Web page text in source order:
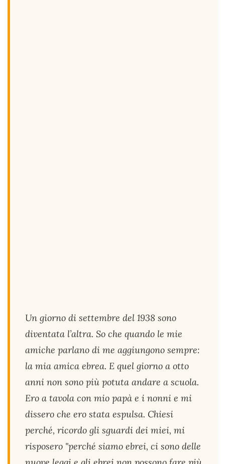
Un giorno di settembre del 1938 sono
diventata l’altra. So che quando le mie
amiche parlano di me aggiungono sempre:
la mia amica ebrea. E quel giorno a otto
anni non sono più potuta andare a scuola.
Ero a tavola con mio papà e i nonni e mi
dissero che ero stata espulsa. Chiesi
perché, ricordo gli sguardi dei miei, mi
risposero "perché siamo ebrei, ci sono delle